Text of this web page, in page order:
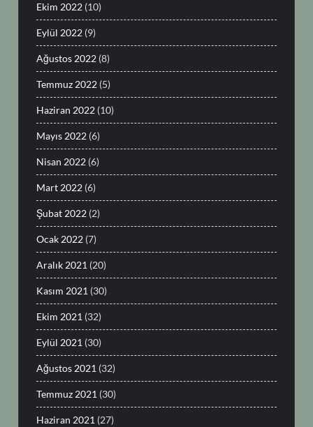
Ekim 2022 (10)
Eylül 2022 (9)
Ağustos 2022 (8)
Temmuz 2022 (5)
Haziran 2022 (10)
Mayıs 2022 (6)
Nisan 2022 (6)
Mart 2022 (6)
Şubat 2022 (2)
Ocak 2022 (7)
Aralık 2021 (20)
Kasım 2021 (30)
Ekim 2021 (32)
Eylül 2021 (30)
Ağustos 2021 (32)
Temmuz 2021 (30)
Haziran 2021 (27)